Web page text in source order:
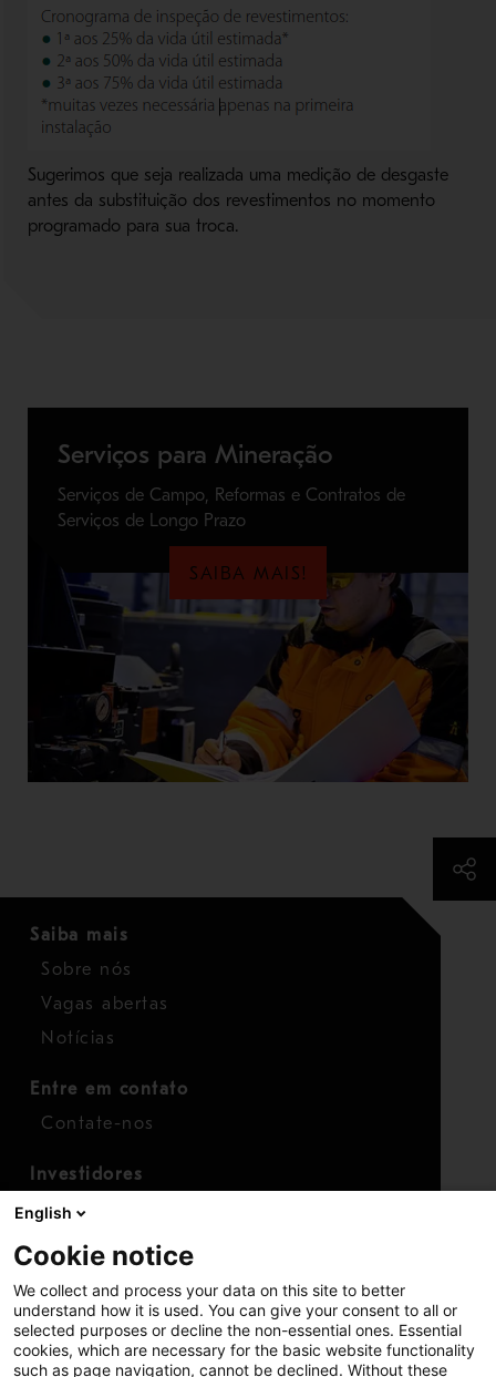
Sugerimos que seja realizada uma medição de desgaste
antes da substituição dos revestimentos no momento
programado para sua troca.
Serviços para Mineração
Serviços de Campo, Reformas e Contratos de
Serviços de Longo Prazo
SAIBA MAIS!
Saiba mais
Sobre nós
Vagas abertas
Notícias
Entre em contato
Contate-nos
Investidores
Calendário para investidores
Finanças
English
Cookie notice
We collect and process your data on this site to better
understand how it is used. You can give your consent to all or
selected purposes or decline the non-essential ones. Essential
cookies, which are necessary for the basic website functionality
such as page navigation, cannot be declined. Without these